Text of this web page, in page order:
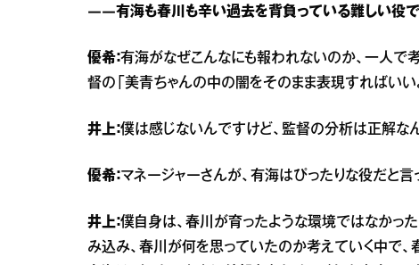
――有海も春川も辛い過去を背負っている難しい役で
優希：有海がなぜこんなにも報われないのか、一人で
督の「美青ちゃんの中の闇をそのまま表現すればいい
井上：僕は感じないんですけど、監督の分析は正解な
優希： マネージャーさんが、有海はぴったりな役だと言
井上：僕自身は、春川が育ったような環境ではなかっ
み込み、春川が何を思っていたのか考えていく中で、